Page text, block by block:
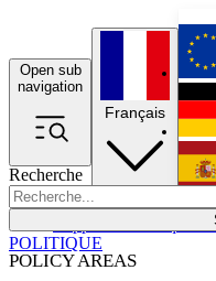
Open sub
navigation
Recherche
POLICY AREAS
Français
POLITIQUE